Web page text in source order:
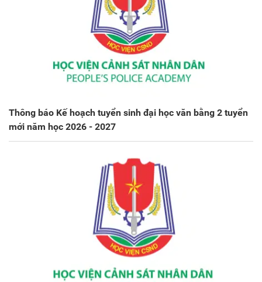
Thông báo Kế hoạch tuyển sinh đại học văn bằng 2 tuyển
mới năm học 2026 - 2027